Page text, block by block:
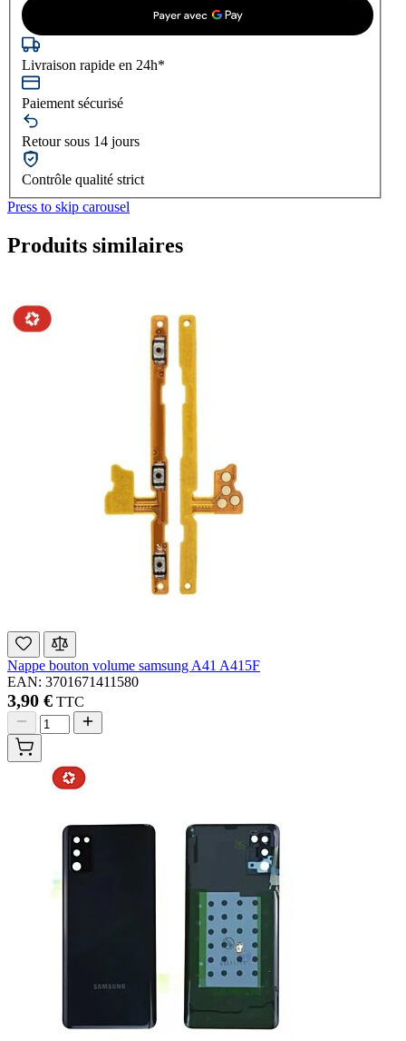
Livraison rapide en 24h*
Paiement sécurisé
Retour sous 14 jours
Contrôle qualité strict
Press to skip carousel
Produits similaires
Nappe bouton volume samsung A41 A415F
EAN: 3701671411580
3,90 € TTC